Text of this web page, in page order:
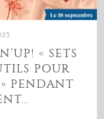
« SETS
POUR
PENDANT